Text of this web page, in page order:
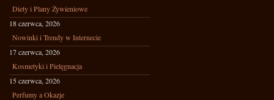
Diety i Plany Żywieniowe
18 czerwca, 2026
Nowinki i Trendy w Internecie
17 czerwca, 2026
Kosmetyki i Pielęgnacja
15 czerwca, 2026
Perfumy a Okazje